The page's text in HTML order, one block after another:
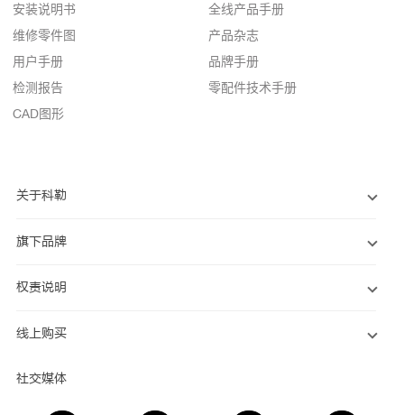
安装说明书
维修零件图
用户手册
检测报告
CAD图形
全线产品手册
产品杂志
品牌手册
零配件技术手册
关于科勒
旗下品牌
权责说明
线上购买
社交媒体